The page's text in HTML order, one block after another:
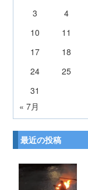
3
4
10
11
17
18
24
25
31
« 7月
最近の投稿